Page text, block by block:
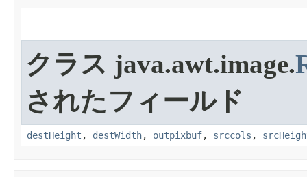
クラス java.awt.image.
されたフィールド
destHeight , destWidth, outpixbuf, srccols ,